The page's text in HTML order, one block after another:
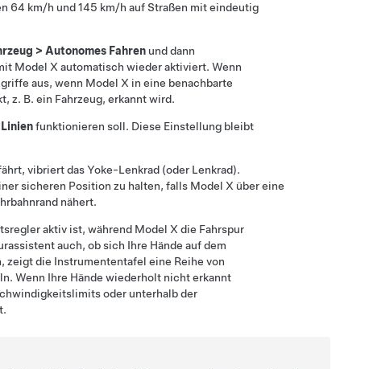
64 km/h und145 km/h auf Straßen mit eindeutig
> Autonomes Fahren und dann
Model X automatisch wieder aktiviert. Wenn
aus, wenn Model X in eine benachbarte
z. B. ein Fahrzeug, erkannt wird.
funktionieren soll. Diese Einstellung bleibt
vibriert dasYoke-Lenkrad (oder Lenkrad).
sicheren Position zu halten, falls Model X über eine
nähert.
aktiv ist, während Model X die Fahrspur
auch, ob sich Ihre Hände auf dem
zeigtdie Instrumententafel eine Reihe von
. Wenn Ihre Hände wiederholt nicht erkannt
oder unterhalb der